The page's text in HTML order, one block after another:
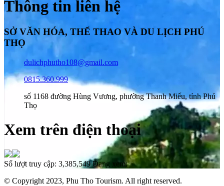
Thông tin liên hệ
SỞ VĂN HÓA, THỂ THAO VÀ DU LỊCH PHÚ
THỌ
dulichphutho108@gmail.com
0815.360.999
số 1168 đường Hùng Vương, phường Thanh Miếu, tỉnh Phú
Thọ
Xem trên điện thoại
Số lượt truy cập: 3,385,549Đang xem:
© Copyright 2023, Phu Tho Tourism. All right reserved.